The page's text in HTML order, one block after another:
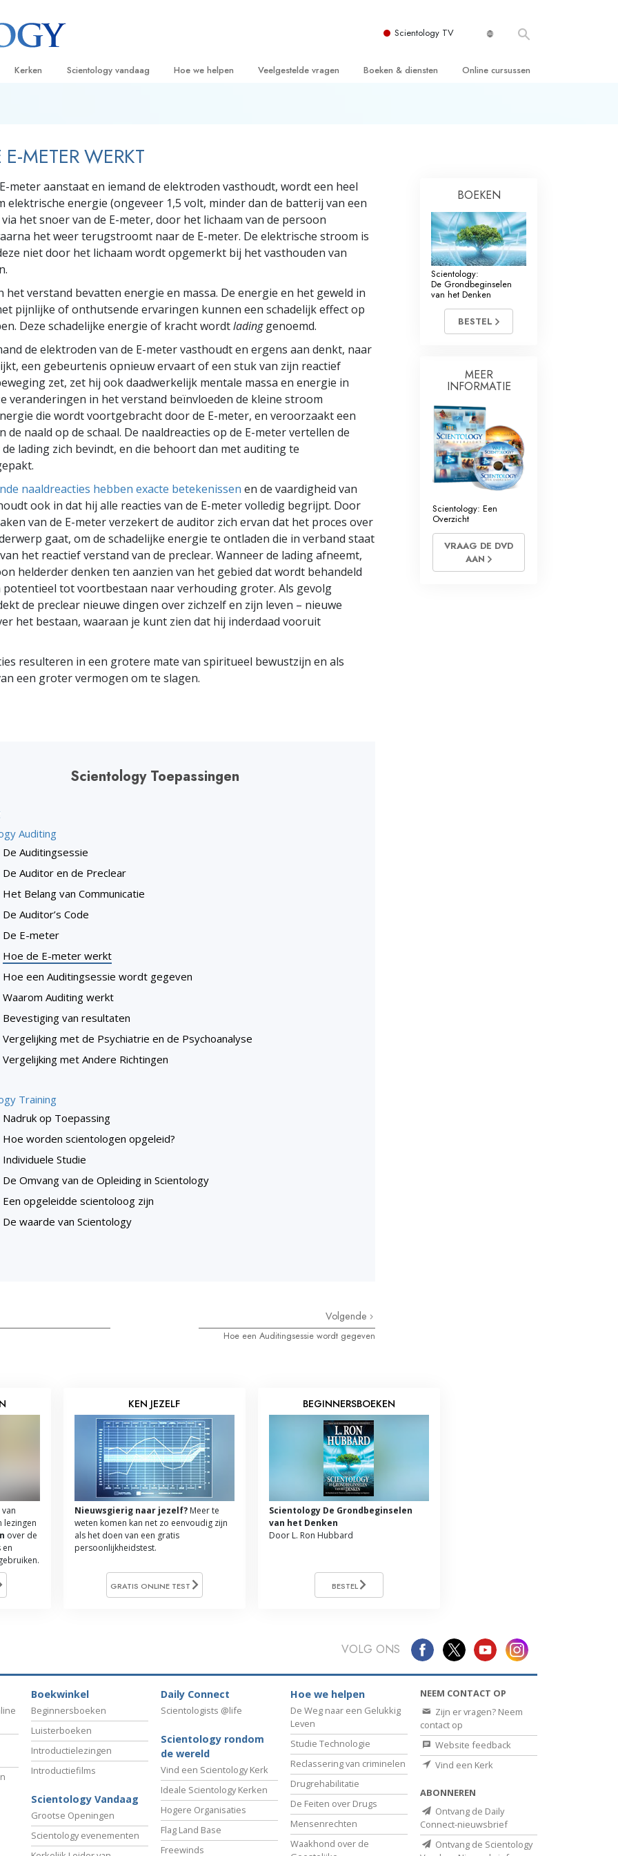
Scientology TV
over
Scientology
Kerken
Hogere Organisaties
Flag Land Base
Freewinds
Scientology beschikbaar maken voor de
hele wereld
Scientology vandaag
David Miscavige – Kerkelijk Leider van
Hoe we helpen
Narconon
De Feiten over Drugs
United for Human Rights
Scientology Volunteer Ministers
Veelgestelde vragen Boeken & diensten
Introductiefilms
Diensten voor beginners
Online cursussen
Oplossingen voor een Gevaarlijke
Assisten voor Ziektes en Verwondingen
Integriteit en Eerlijkheid
De Toonschaal van Emoties
Oplossingen voor het Drugsprobleem
Hulpmiddelen bij het Dagelijks Werk
Ethiek en de Condities
De Oorzaak van Onderdrukking
Feitenonderzoek
Taakstellingen en Doelen
METER WERKT
meter aanstaat en iemand de elektroden vasthoudt, wordt een heel
elektrische energie (ongeveer 1,5 volt, minder dan de batterij van een
het snoer van de E-meter, door het lichaam van de persoon
het weer terugstroomt naar de E-meter. De elektrische stroom is
niet door het lichaam wordt opgemerkt bij het vasthouden van
het verstand bevatten energie en massa. De energie en het geweld in
pijnlijke of onthutsende ervaringen kunnen een schadelijk effect op
Deze schadelijke energie of kracht wordtladinggenoemd.
de elektroden van de E-meter vasthoudt en ergens aan denkt, naar
een gebeurtenis opnieuw ervaart of een stuk van zijn reactief
zet, zet hij ook daadwerkelijk mentale massa en energie in
veranderingen in het verstand beïnvloeden de kleine stroom
die wordt voortgebracht door de E-meter, en veroorzaakt een
de naald op de schaal. De naaldreacties op de E-meter vertellen de
lading zich bevindt, en die behoort dan met auditing te
naaldreacties hebben exacte betekenissen en de vaardigheid van
ook in dat hij alle reacties van de E-meter volledig begrijpt. Door
van de E-meter verzekert de auditor zich ervan dat het proces over
gaat, om de schadelijke energie te ontladen die in verband staat
het reactief verstand van de preclear. Wanneer de lading afneemt,
helderder denken ten aanzien van het gebied dat wordt behandeld
potentieel tot voortbestaan naar verhouding groter. Als gevolg
de preclear nieuwe dingen over zichzelf en zijn leven – nieuwe
het bestaan, waaraan je kunt zien dat hij inderdaad vooruit
resulteren in een grotere mate van spiritueel bewustzijn en als
een groter vermogen om te slagen.
Scientology Toepassingen
Auditing
De Auditingsessie
De Auditor en de Preclear
Het Belang van Communicatie
De Auditor’s Code
De E-meter
Hoe de E-meter werkt
Hoe een Auditingsessie wordt gegeven
Waarom Auditing werkt
Bevestiging van resultaten
Vergelijking met de Psychiatrie en de Psychoanalyse
Vergelijking met Andere Richtingen
Training
Nadruk op Toepassing
Hoe worden scientologen opgeleid?
Individuele Studie
De Omvang van de Opleiding in Scientology
Een opgeleidde scientoloog zijn
De waarde van Scientology
Volgende
Hoe een Auditingsessie wordt gegeven
BOEKEN
Scientology:
De Grondbeginselen
van het Denken
BESTEL
MEER
INFORMATIE
Scientology: Een
Overzicht
VRAAG DE DVD
AAN
lezingen
over de
en
KEN JEZELF
Nieuwsgierig naar jezelf?Meer te
weten komen kan net zo eenvoudig zijn
als het doen van een gratis
persoonlijkheidstest.
GRATIS ONLINE TEST
BEGINNERSBOEKEN
Scientology De Grondbeginselen
van het Denken
Door L. Ron Hubbard
BESTEL
VOLG ONS
Boekwinkel
Beginnersboeken
Luisterboeken
Introductielezingen
Introductiefilms
Scientology Vandaag
Grootse Openingen
Scientology evenementen
Daily Connect
Scientologists @life
Scientology rondom
de wereld
Vind een Scientology Kerk
Ideale Scientology Kerken
Hogere Organisaties
Flag Land Base
Freewinds
Hoe we helpen
De Weg naar een Gelukkig
Leven
Studie Technologie
Reclassering van criminelen
Drugrehabilitatie
De Feiten over Drugs
Mensenrechten
Waakhond over de
NEEM CONTACT OP
Zijn er vragen? Neem
contact op
Website feedback
Vind een Kerk
ABONNEREN
Ontvang de Daily
Connect-nieuwsbrief
Ontvang de Scientology